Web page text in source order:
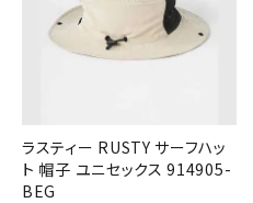
お問い合わせ
プライバシーポリシー
ラスティー RUSTY サーフハッ
ト 帽子 ユニセックス 914905-
BEG